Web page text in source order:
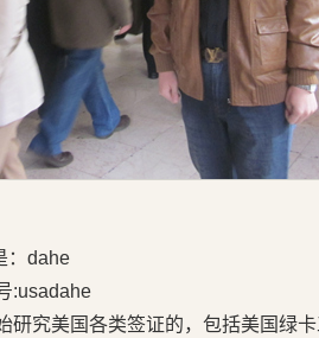
：dahe
:usadahe
研究美国各类签证的，包括美国绿